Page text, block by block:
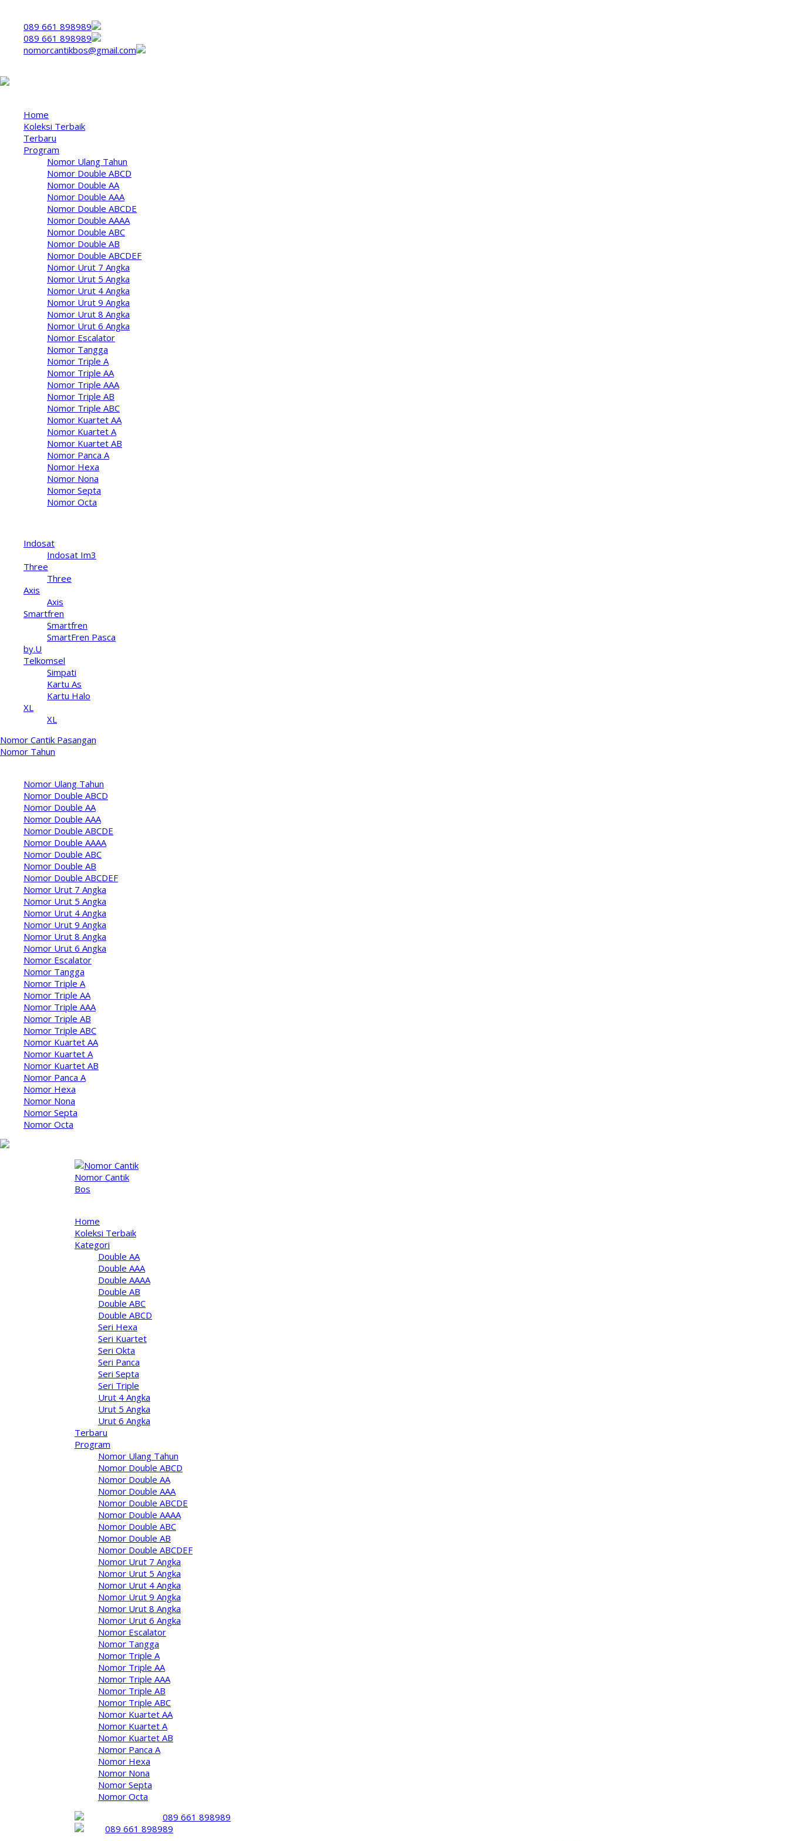
089 661 898989
089 661 898989
nomorcantikbos@gmail.com
Home
Koleksi Terbaik
Terbaru
Program
Nomor Ulang Tahun
Nomor Double ABCD
Nomor Double AA
Nomor Double AAA
Nomor Double ABCDE
Nomor Double AAAA
Nomor Double ABC
Nomor Double AB
Nomor Double ABCDEF
Nomor Urut 7 Angka
Nomor Urut 5 Angka
Nomor Urut 4 Angka
Nomor Urut 9 Angka
Nomor Urut 8 Angka
Nomor Urut 6 Angka
Nomor Escalator
Nomor Tangga
Nomor Triple A
Nomor Triple AA
Nomor Triple AAA
Nomor Triple AB
Nomor Triple ABC
Nomor Kuartet AA
Nomor Kuartet A
Nomor Kuartet AB
Nomor Panca A
Nomor Hexa
Nomor Nona
Nomor Septa
Nomor Octa
Indosat
Indosat Im3
Three
Three
Axis
Axis
Smartfren
Smartfren
SmartFren Pasca
by.U
Telkomsel
Simpati
Kartu As
Kartu Halo
XL
XL
Nomor Cantik Pasangan
Nomor Tahun
Nomor Ulang Tahun
Nomor Double ABCD
Nomor Double AA
Nomor Double AAA
Nomor Double ABCDE
Nomor Double AAAA
Nomor Double ABC
Nomor Double AB
Nomor Double ABCDEF
Nomor Urut 7 Angka
Nomor Urut 5 Angka
Nomor Urut 4 Angka
Nomor Urut 9 Angka
Nomor Urut 8 Angka
Nomor Urut 6 Angka
Nomor Escalator
Nomor Tangga
Nomor Triple A
Nomor Triple AA
Nomor Triple AAA
Nomor Triple AB
Nomor Triple ABC
Nomor Kuartet AA
Nomor Kuartet A
Nomor Kuartet AB
Nomor Panca A
Nomor Hexa
Nomor Nona
Nomor Septa
Nomor Octa
Home
Koleksi Terbaik
Kategori
Double AA
Double AAA
Double AAAA
Double AB
Double ABC
Double ABCD
Seri Hexa
Seri Kuartet
Seri Okta
Seri Panca
Seri Septa
Seri Triple
Urut 4 Angka
Urut 5 Angka
Urut 6 Angka
Terbaru
Program
Nomor Ulang Tahun
Nomor Double ABCD
Nomor Double AA
Nomor Double AAA
Nomor Double ABCDE
Nomor Double AAAA
Nomor Double ABC
Nomor Double AB
Nomor Double ABCDEF
Nomor Urut 7 Angka
Nomor Urut 5 Angka
Nomor Urut 4 Angka
Nomor Urut 9 Angka
Nomor Urut 8 Angka
Nomor Urut 6 Angka
Nomor Escalator
Nomor Tangga
Nomor Triple A
Nomor Triple AA
Nomor Triple AAA
Nomor Triple AB
Nomor Triple ABC
Nomor Kuartet AA
Nomor Kuartet A
Nomor Kuartet AB
Nomor Panca A
Nomor Hexa
Nomor Nona
Nomor Septa
Nomor Octa
089 661 898989
089 661 898989